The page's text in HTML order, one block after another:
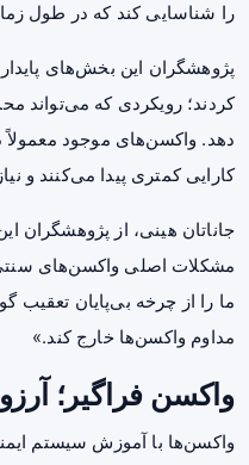
را شناسایی کند که در طول
پژوهشگران این بخش‌های
کردند؛ رویکردی که می‌تواند
دهد. واکسن‌های موجود معمولاً
کارایی کمتری پیدا می‌کنند و
جاناتان هینی، از پژوهشگران
مشکلات اصلی واکسن‌های سنتی
ما را از چرخه بی‌پایان تعقیب
مداوم واکسن‌ها خارج کند.»
واکسن فراگیر؛
واکسن‌ها با آموزش سیستم